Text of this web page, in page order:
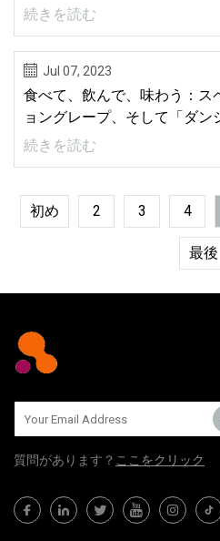
続きを読む
Jul 07, 2023
食べて、飲んで、味わう：ス
ョングレープ、そして「ダン
続きを読む
初め 2 3 4
最後
質問​​があります？ ここをクリック